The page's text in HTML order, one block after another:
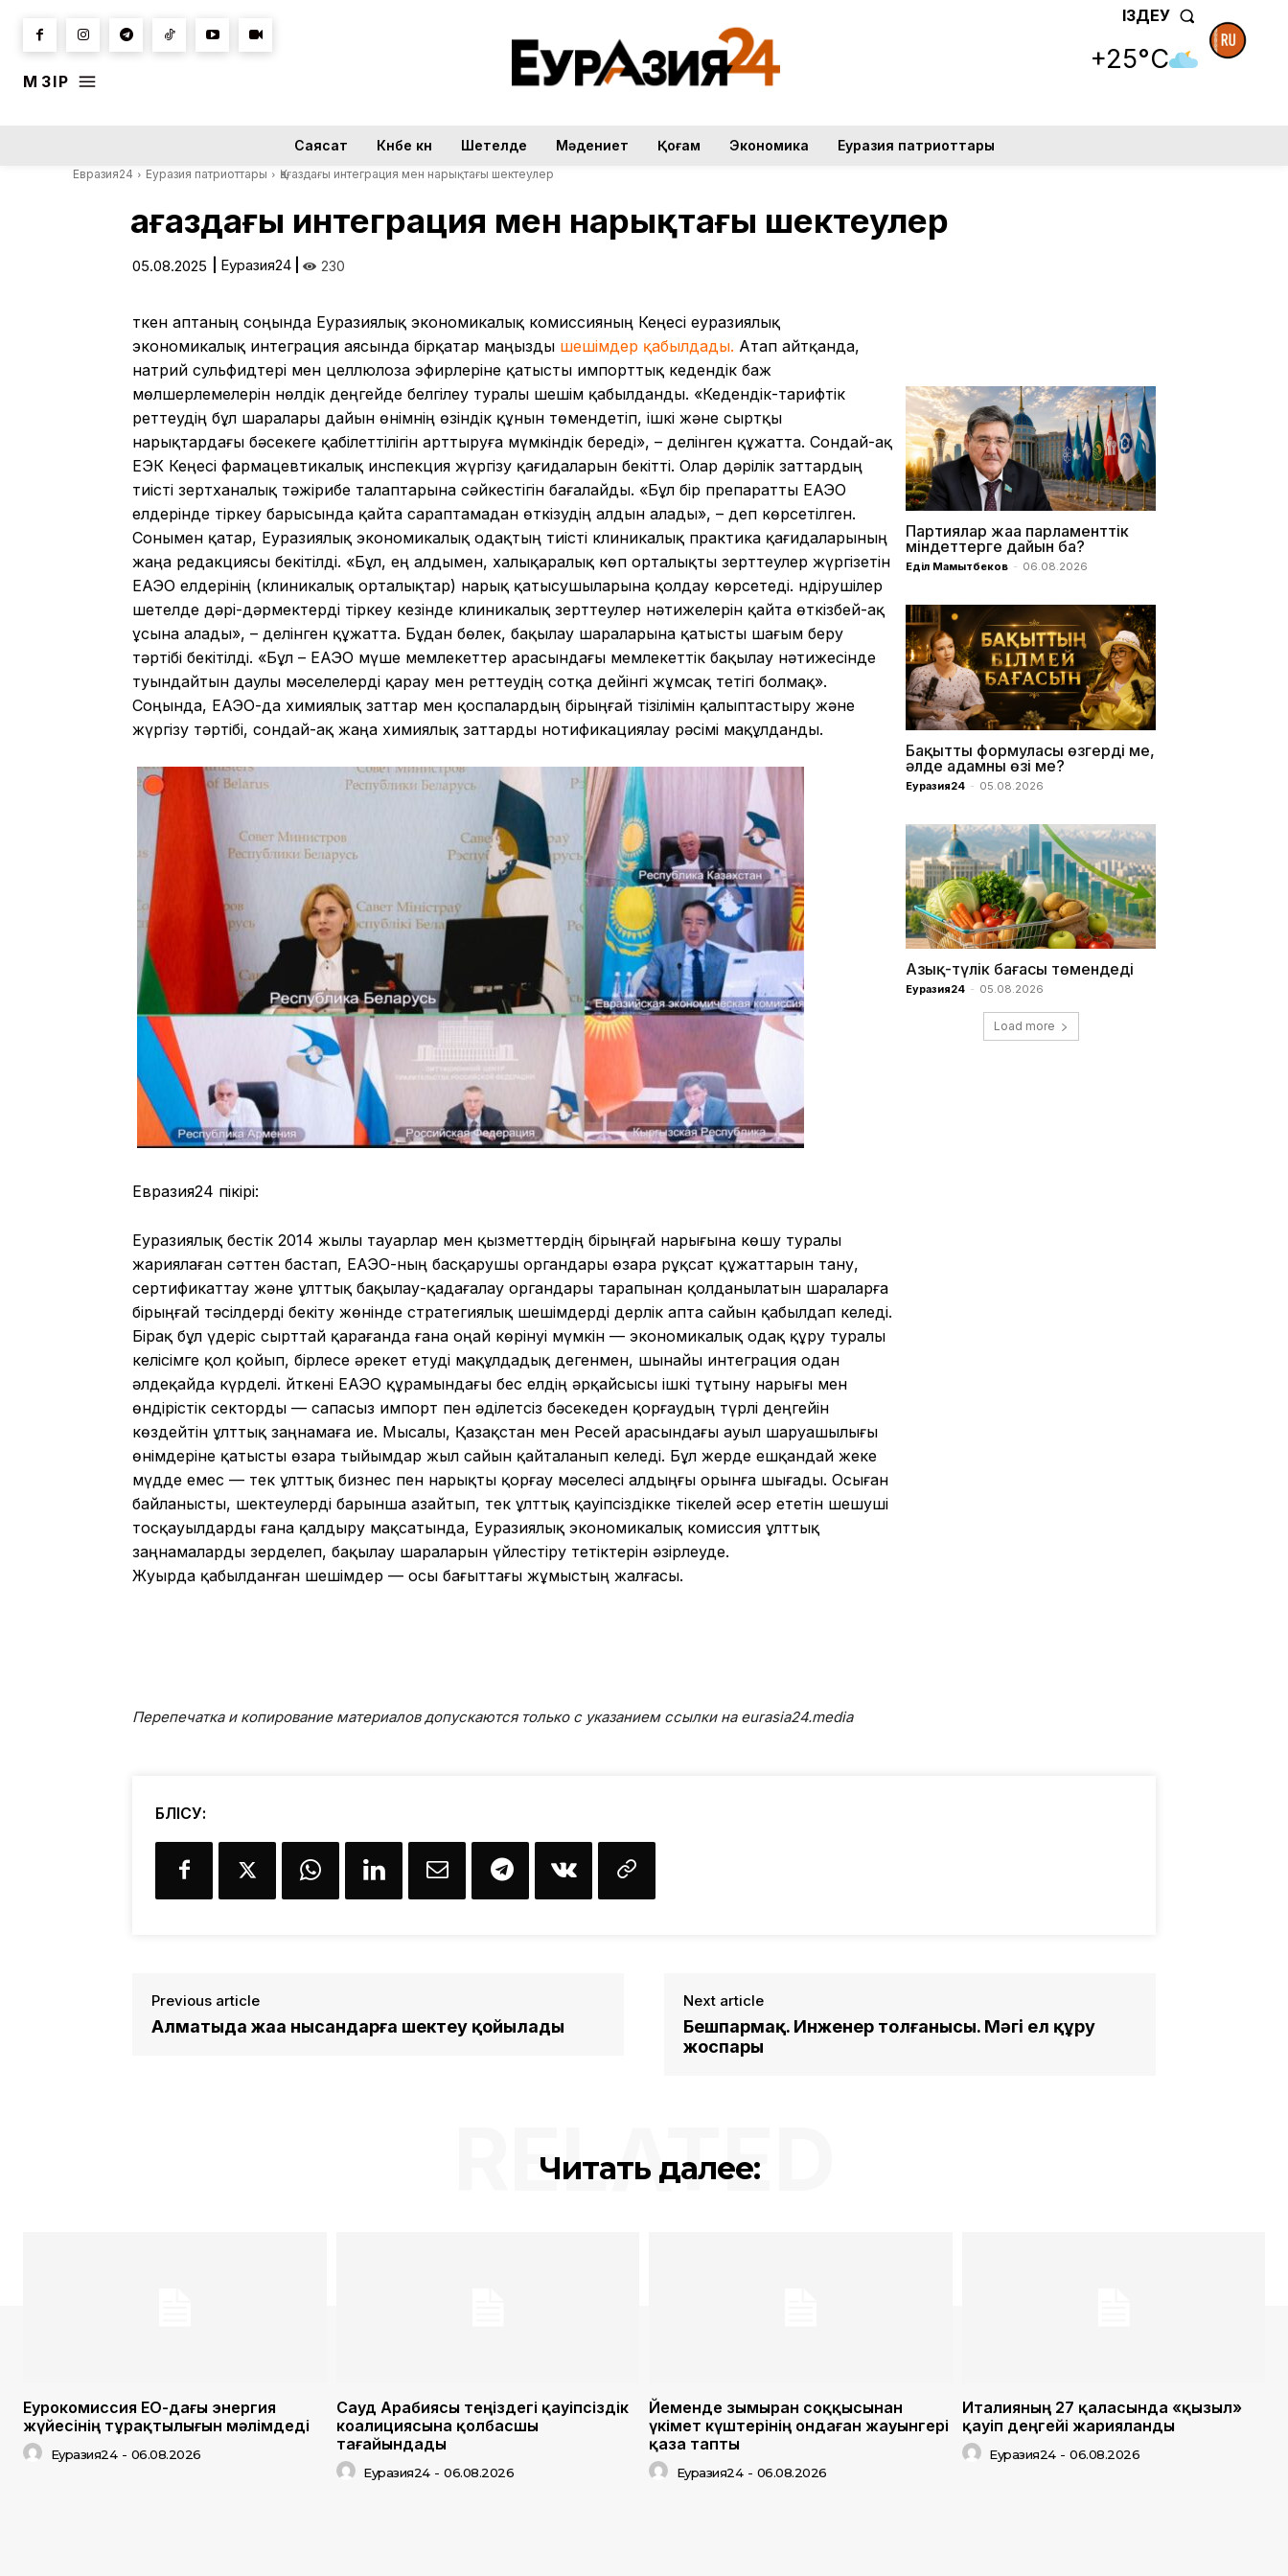
МӘЗІР
ІЗДЕУ
+25°C
Саясат Күнбе күн Шетелде Мәдениет Қоғам Экономика Еуразия патриоттары
Евразия24 Еуразия патриоттары Қағаздағы интеграция мен нарықтағы шектеулер
Қағаздағы интеграция мен нарықтағы шектеулер
05.08.2025 Еуразия24 230
Өткен аптаның соңында Еуразиялық экономикалық комиссияның Кеңесі еуразиялық
экономикалық интеграция аясында бірқатар маңызды шешімдер қабылдады. Атап айтқанда,
натрий сульфидтері мен целлюлоза эфирлеріне қатысты импорттық кедендік баж
мөлшерлемелерін нөлдік деңгейде белгілеу туралы шешім қабылданды. «Кедендік-тарифтік
реттеудің бұл шаралары дайын өнімнің өзіндік құнын төмендетіп, ішкі және сыртқы
нарықтардағы бәсекеге қабілеттілігін арттыруға мүмкіндік береді», – делінген құжатта. Сондай-ақ
ЕЭК Кеңесі фармацевтикалық инспекция жүргізу қағидаларын бекітті. Олар дәрілік заттардың
тиісті зертханалық тәжірибе талаптарына сәйкестігін бағалайды. «Бұл бір препаратты ЕАЭО
елдерінде тіркеу барысында қайта сараптамадан өткізудің алдын алады», – деп көрсетілген.
Сонымен қатар, Еуразиялық экономикалық одақтың тиісті клиникалық практика қағидаларының
жаңа редакциясы бекітілді. «Бұл, ең алдымен, халықаралық көп орталықты зерттеулер жүргізетін
ЕАЭО елдерінің (клиникалық орталықтар) нарық қатысушыларына қолдау көрсетеді. Өндірушілер
шетелде дәрі-дәрмектерді тіркеу кезінде клиникалық зерттеулер нәтижелерін қайта өткізбей-ақ
ұсына алады», – делінген құжатта. Бұдан бөлек, бақылау шараларына қатысты шағым беру
тәртібі бекітілді. «Бұл – ЕАЭО мүше мемлекеттер арасындағы мемлекеттік бақылау нәтижесінде
туындайтын даулы мәселелерді қарау мен реттеудің сотқа дейінгі жұмсақ тетігі болмақ».
Соңында, ЕАЭО-да химиялық заттар мен қоспалардың бірыңғай тізілімін қалыптастыру және
жүргізу тәртібі, сондай-ақ жаңа химиялық заттарды нотификациялау рәсімі мақұлданды.
Евразия24 пікірі:
Еуразиялық бестік 2014 жылы тауарлар мен қызметтердің бірыңғай нарығына көшу туралы
жариялаған сәттен бастап, ЕАЭО-ның басқарушы органдары өзара рұқсат құжаттарын тану,
сертификаттау және ұлттық бақылау-қадағалау органдары тарапынан қолданылатын шараларға
бірыңғай тәсілдерді бекіту жөнінде стратегиялық шешімдерді дерлік апта сайын қабылдап келеді.
Бірақ бұл үдеріс сырттай қарағанда ғана оңай көрінуі мүмкін — экономикалық одақ құру туралы
келісімге қол қойып, бірлесе әрекет етуді мақұлдадық дегенмен, шынайы интеграция одан
әлдеқайда күрделі. Өйткені ЕАЭО құрамындағы бес елдің әрқайсысы ішкі тұтыну нарығы мен
өндірістік секторды — сапасыз импорт пен әділетсіз бәсекеден қорғаудың түрлі деңгейін
көздейтін ұлттық заңнамаға ие. Мысалы, Қазақстан мен Ресей арасындағы ауыл шаруашылығы
өнімдеріне қатысты өзара тыйымдар жыл сайын қайталанып келеді. Бұл жерде ешқандай жеке
мүдде емес — тек ұлттық бизнес пен нарықты қорғау мәселесі алдыңғы орынға шығады. Осыған
байланысты, шектеулерді барынша азайтып, тек ұлттық қауіпсіздікке тікелей әсер ететін шешуші
тосқауылдарды ғана қалдыру мақсатында, Еуразиялық экономикалық комиссия ұлттық
заңнамаларды зерделеп, бақылау шараларын үйлестіру тетіктерін әзірлеуде.
Жуырда қабылданған шешімдер — осы бағыттағы жұмыстың жалғасы.
Партиялар жаңа парламенттік
міндеттерге дайын ба?
Еділ Мамытбеков - 06.08.2026
Бақыттың формуласы өзгерді ме,
әлде адамның өзі ме?
Еуразия24 - 05.08.2026
Азық-түлік бағасы төмендеді
Еуразия24 - 05.08.2026
Load more
Перепечатка и копирование материалов допускаются только с указанием ссылки на eurasia24.media
БӨЛІСУ:
Previous article
Алматыда жаңа нысандарға шектеу қойылады
Next article
Бешпармақ. Инженер толғанысы. Мәңгі ел құру
жоспары
Читать далее:
RELATED
Еурокомиссия ЕО-дағы энергия
жүйесінің тұрақтылығын мәлімдеді
Еуразия24 - 06.08.2026
Сауд Арабиясы теңіздегі қауіпсіздік
коалициясына қолбасшы
тағайындады
Еуразия24 - 06.08.2026
Йеменде зымыран соққысынан
үкімет күштерінің ондаған жауынгері
қаза тапты
Еуразия24 - 06.08.2026
Италияның 27 қаласында «қызыл»
қауіп деңгейі жарияланды
Еуразия24 - 06.08.2026